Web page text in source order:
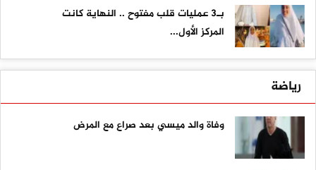
بـ3 عمليات قلب مفتوح .. النهاية كانت
المركز الأول...
رياضة
وفاة والد ميسي بعد صراع مع المرض